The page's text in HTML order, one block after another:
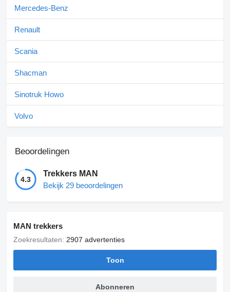
Mercedes-Benz
Renault
Scania
Shacman
Sinotruk Howo
Volvo
Beoordelingen
4.3
Trekkers MAN
Bekijk 29 beoordelingen
MAN trekkers
Zoekresultaten: 2907 advertenties
Toon
Abonneren